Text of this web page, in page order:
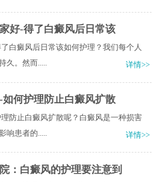
好-得了白癜风后日常该
白癜风后日常该如何护理？我们每个人
久。然而.....
详情>>
何护理防止白癜风扩散
防止白癜风扩散呢？白癜风是一种损害
响患者的.....
详情>>
：白癜风的护理要注意到